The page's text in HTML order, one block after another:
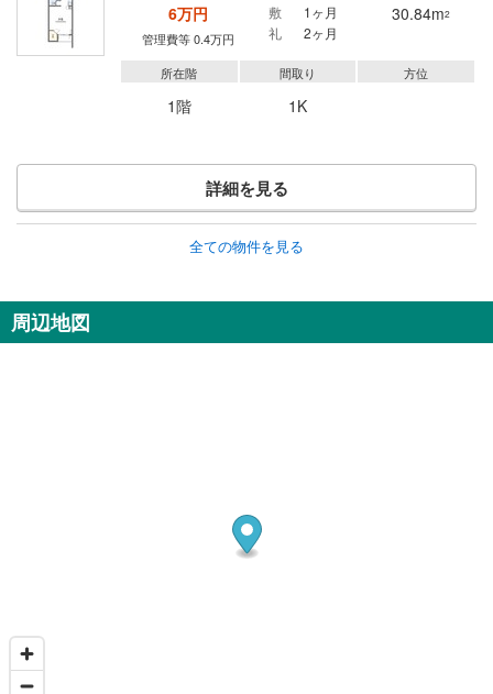
6万円
管理費等 0.4万円
敷
1ヶ月
礼
2ヶ月
30.84m2
所在階
1階
間取り
1K
方位
詳細を見る
全ての物件を見る
周辺地図